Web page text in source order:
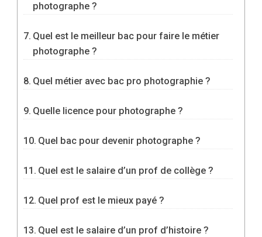
photographe ?
Quel est le meilleur bac pour faire le métier
photographe ?
Quel métier avec bac pro photographie ?
Quelle licence pour photographe ?
Quel bac pour devenir photographe ?
Quel est le salaire d’un prof de collège ?
Quel prof est le mieux payé ?
Quel est le salaire d’un prof d’histoire ?